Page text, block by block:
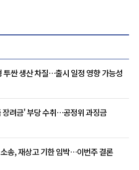
투싼 생산 차질…출시 일정 영향 가능성
려금' 부당 수취…공정위 과징금
송, 재상고 기한 임박…이번주 결론